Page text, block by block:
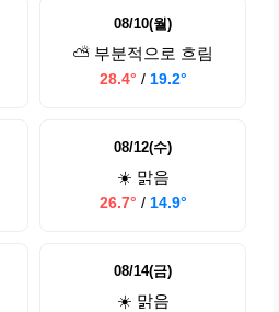
08/10(월)
⛅ 부분적으로 흐림
28.4° / 19.2°
08/12(수)
☀️ 맑음
26.7° / 14.9°
08/14(금)
☀️ 맑음